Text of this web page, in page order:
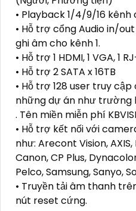
• Playback 1/4/9/16 kênh
• Hỗ trợ cổng Audio in/
ghi âm cho kênh 1.
• Hỗ trợ 1 HDMI, 1 VGA, 1
• Hỗ trợ 2 SATA x 16TB
• Hỗ trợ 128 user truy
những dự án như trường
. Tên miền miễn phí
• Hỗ trợ kết nối với
như: Arecont Vision,
Canon, CP Plus,
Pelco, Samsung, Sanyo,
• Truyền tải âm thanh
nút reset cứng.